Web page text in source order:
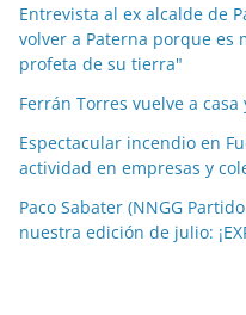
m
e
s
Entrevista al ex alcalde de
volver a Paterna porque es
profeta de su tierra"
Ferrán Torres vuelve a
Espectacular incendio en
actividad en empresas y
Paco Sabater (NNGG
nuestra edición de julio: